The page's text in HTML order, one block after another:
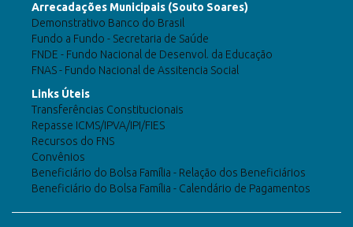
Arrecadações Municipais (Souto Soares)
Demonstrativo Banco do Brasil
Fundo a Fundo - Secretaria de Saúde
FNDE - Fundo Nacional de Desenvol. da Educação
FNAS - Fundo Nacional de Assitencia Social
Links Úteis
Transferências Constitucionais
Repasse ICMS/IPVA/IPI/FIES
Recursos do FNS
Convênios
Beneficiário do Bolsa Família - Relação dos Beneficiários
Beneficiário do Bolsa Família - Calendário de Pagamentos